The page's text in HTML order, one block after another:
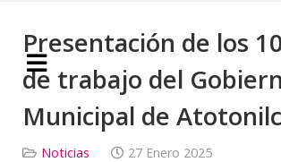
screen
Presentación de los
de trabajo del
Municipal de
Noticias
27 Enero 2025